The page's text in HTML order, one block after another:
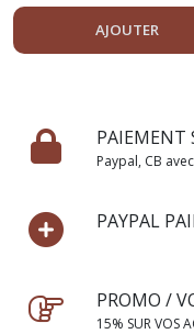
AJOUTER
PAIEMENT
Paypal, CB
PAYPAL
PROMO /
15% SUR VOS